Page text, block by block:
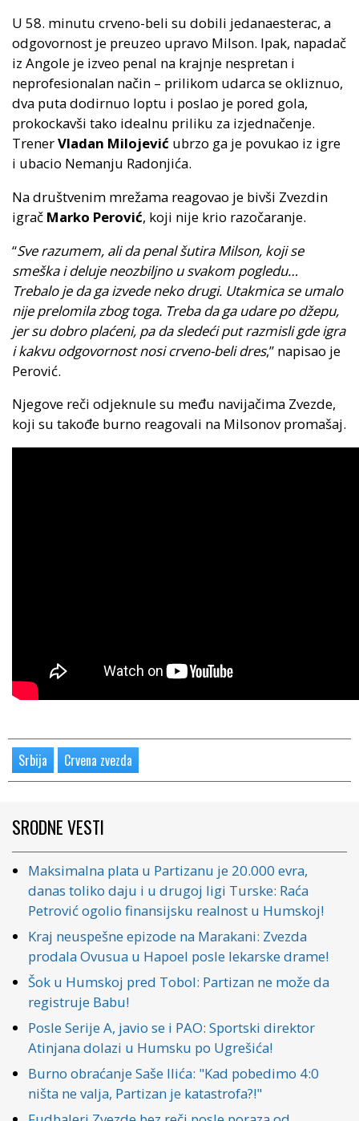
U 58. minutu crveno-beli su dobili jedanaesterac, a
odgovornost je preuzeo upravo Milson. Ipak, napadač
iz Angole je izveo penal na krajnje nespretan i
neprofesionalan način – prilikom udarca se okliznuo,
dva puta dodirnuo loptu i poslao je pored gola,
prokockavši tako idealnu priliku za izjednačenje.
TrenerVladan Milojević ubrzo ga je povukao iz igre
i ubacio Nemanju Radonjića.
Na društvenim mrežama reagovao je bivši Zvezdin
igrač Marko Perović, koji nije krio razočaranje.
“Sve razumem, ali da penal šutira Milson, koji se
smeška i deluje neozbiljno u svakom pogledu…
Trebalo je da ga izvede neko drugi. Utakmica se umalo
nije prelomila zbog toga. Treba da ga udare po džepu,
jer su dobro plaćeni, pa da sledeći put razmisli gde igra
i kakvu odgovornost nosi crveno-beli dres,” napisao je
Perović.
Njegove reči odjeknule su među navijačima Zvezde,
koji su takođe burno reagovali na Milsonov promašaj.
Srbija Crvena zvezda
SRODNE VESTI
Maksimalna plata u Partizanu je 20.000 evra,
danas toliko daju i u drugoj ligi Turske: Raća
Petrović ogolio finansijsku realnost u Humskoj!
Kraj neuspešne epizode na Marakani: Zvezda
prodala Ovusua u Hapoel posle lekarske drame!
Šok u Humskoj pred Tobol: Partizan ne može da
registruje Babu!
Posle Serije A, javio se i PAO: Sportski direktor
Atinjana dolazi u Humsku po Ugrešića!
Burno obraćanje Saše Ilića: "Kad pobedimo 4:0
ništa ne valja, Partizan je katastrofa?!"